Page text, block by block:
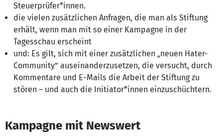
Steuerprüfer*innen.
die vielen zusätzlichen Anfragen, die man als Stiftung
erhält, wenn man mit so einer Kampagne in der
Tagesschau erscheint
und: Es gilt, sich mit einer zusätzlichen „neuen Hater-
Community” auseinanderzusetzen, die versucht, durch
Kommentare und E-Mails die Arbeit der Stiftung zu
stören – und auch die Initiator*innen einzuschüchtern.
Kampagne mit Newswert